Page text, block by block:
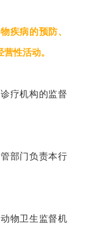
疾病的预防、
性活动。
疗机构的监督
部门负责本行
物卫生监督机